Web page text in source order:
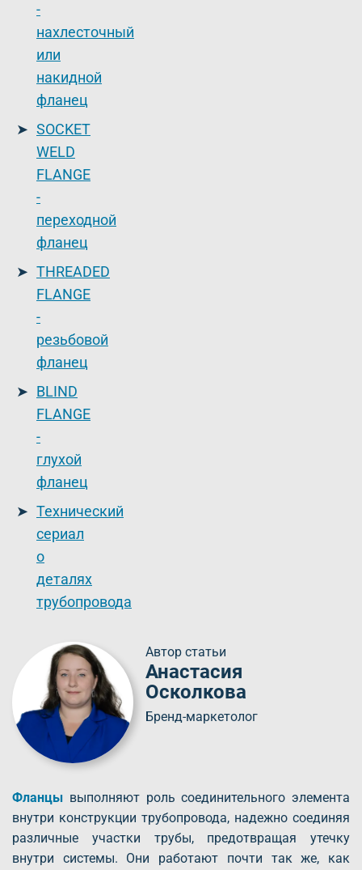
-
нахлесточный
или
накидной
фланец
SOCKET
WELD
FLANGE
-
переходной
фланец
THREADED
FLANGE
-
резьбовой
фланец
BLIND
FLANGE
-
глухой
фланец
Технический
сериал
о
деталях
трубопровода
Автор статьи
Анастасия
Осколкова
Бренд-маркетолог
Фланцы выполняют роль соединительного элемента
внутри конструкции трубопровода, надежно соединяя
различные участки трубы, предотвращая утечку
внутри системы. Они работают почти так же, как